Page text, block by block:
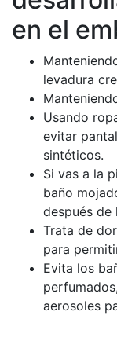
en el
levadura
Usando
evitar
sintéticos.
Si vas a la
baño
después de
Trata de
para
Evita los
aerosoles